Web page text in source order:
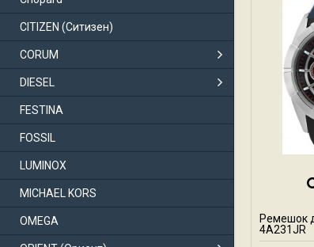
CITIZEN (Ситизен)
CORUM
DIESEL
FESTINA
FOSSIL
LUMINOX
MICHAEL KORS
OMEGA
Ремешок
4A231JR